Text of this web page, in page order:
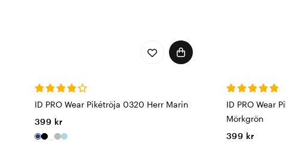
ID PRO Wear Pikétröja 0320 Herr Marin
399 kr
ID PRO Wear
Mörkgrön
399 kr